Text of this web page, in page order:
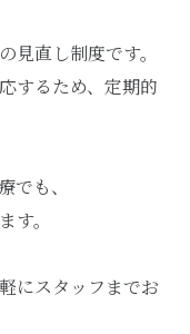
見直し制度です。
するため、定期的
でも、
す。
にスタッフまでお